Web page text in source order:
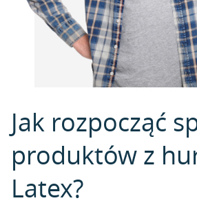
Jak rozpocząć
produktów z
Latex?